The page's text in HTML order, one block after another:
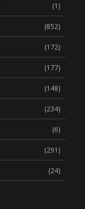
(1)
(852)
(172)
(177)
(148)
(234)
(6)
(291)
(24)